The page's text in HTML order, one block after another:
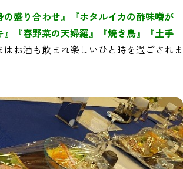
の盛り合わせ』『ホタルイカの酢味噌が
』『春野菜の天婦羅』『焼き鳥』『土手
お酒も飲まれ楽しいひと時を過ごされま